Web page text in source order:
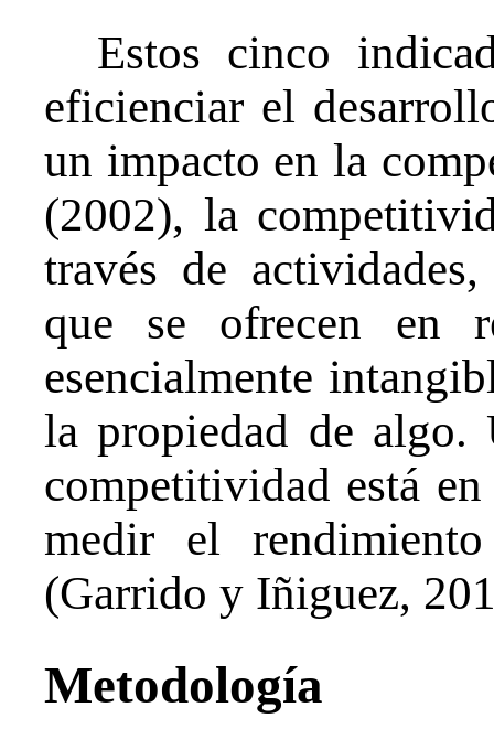
Estos cinco
eficienciar el
un impacto en la
(2002), la
través de
que se ofrecen en
esencialmente
la propiedad de algo.
competitividad está
medir el
(Garrido y Iñiguez,
Metodología